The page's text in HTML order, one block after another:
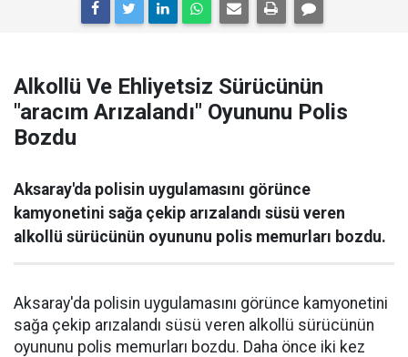
Alkollü Ve Ehliyetsiz Sürücünün
"aracım Arızalandı" Oyununu Polis
Bozdu
Aksaray'da polisin uygulamasını görünce
kamyonetini sağa çekip arızalandı süsü veren
alkollü sürücünün oyununu polis memurları bozdu.
Aksaray'da polisin uygulamasını görünce kamyonetini
sağa çekip arızalandı süsü veren alkollü sürücünün
oyununu polis memurları bozdu. Daha önce iki kez